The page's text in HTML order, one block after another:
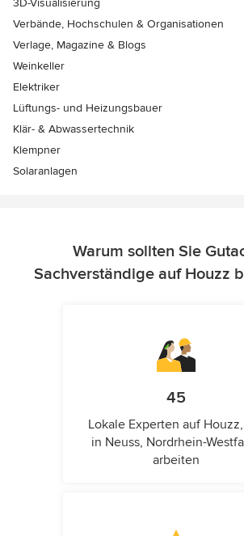
Verbände, Hochschulen & Organisationen
Verlage, Magazine & Blogs
Weinkeller
Elektriker
Lüftungs- und Heizungsbauer
Klär- & Abwassertechnik
Klempner
Solaranlagen
Warum sollten Sie
Sachverständige auf Houzz
45
Lokale Experten auf
in Neuss, Nordrhein-
arbeiten